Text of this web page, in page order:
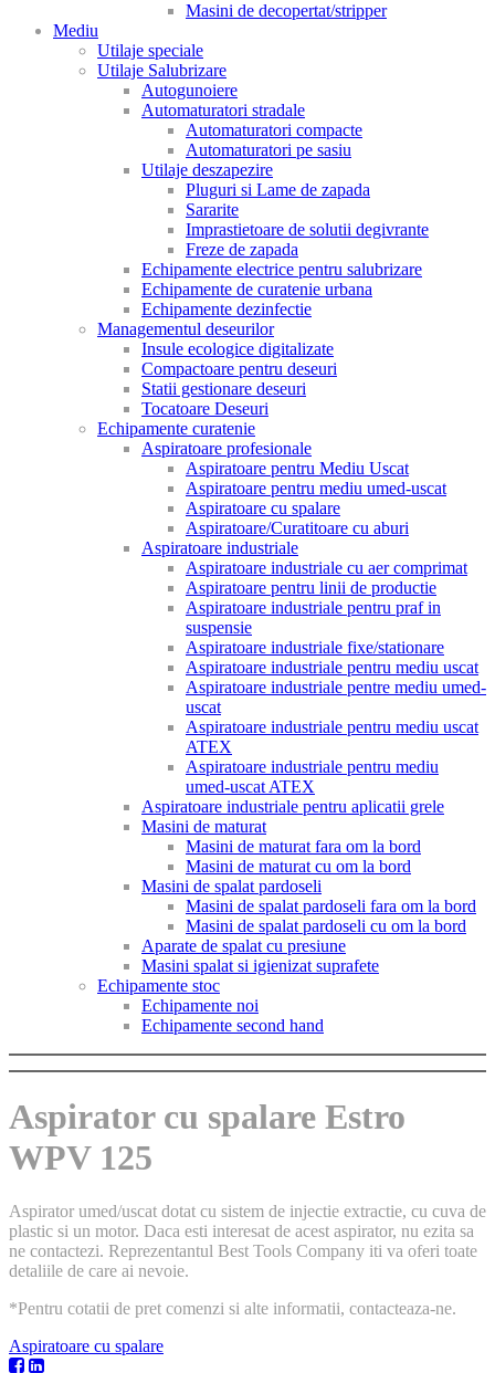
Masini de decopertat/stripper
Mediu
Utilaje speciale
Utilaje Salubrizare
Autogunoiere
Automaturatori stradale
Automaturatori compacte
Automaturatori pe sasiu
Utilaje deszapezire
Pluguri si Lame de zapada
Sararite
Imprastietoare de solutii degivrante
Freze de zapada
Echipamente electrice pentru salubrizare
Echipamente de curatenie urbana
Echipamente dezinfectie
Managementul deseurilor
Insule ecologice digitalizate
Compactoare pentru deseuri
Statii gestionare deseuri
Tocatoare Deseuri
Echipamente curatenie
Aspiratoare profesionale
Aspiratoare pentru Mediu Uscat
Aspiratoare pentru mediu umed-uscat
Aspiratoare cu spalare
Aspiratoare/Curatitoare cu aburi
Aspiratoare industriale
Aspiratoare industriale cu aer comprimat
Aspiratoare pentru linii de productie
Aspiratoare industriale pentru praf in
suspensie
Aspiratoare industriale fixe/stationare
Aspiratoare industriale pentru mediu uscat
Aspiratoare industriale pentre mediu umed-
uscat
Aspiratoare industriale pentru mediu uscat
ATEX
Aspiratoare industriale pentru mediu
umed-uscat ATEX
Aspiratoare industriale pentru aplicatii grele
Masini de maturat
Masini de maturat fara om la bord
Masini de maturat cu om la bord
Masini de spalat pardoseli
Masini de spalat pardoseli fara om la bord
Masini de spalat pardoseli cu om la bord
Aparate de spalat cu presiune
Masini spalat si igienizat suprafete
Echipamente stoc
Echipamente noi
Echipamente second hand
Aspirator cu spalare Estro
WPV 125
Aspirator umed/uscat dotat cu sistem de injectie extractie, cu cuva de
plastic si un motor. Daca esti interesat de acest aspirator, nu ezita sa
ne contactezi. Reprezentantul Best Tools Company iti va oferi toate
detaliile de care ai nevoie.
*Pentru cotatii de pret comenzi si alte informatii, contacteaza-ne.
Aspiratoare cu spalare